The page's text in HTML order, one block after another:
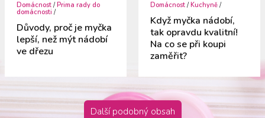
Domácnost /Prima rady do
domácnosti /
Důvody, proč je myčka
lepší, než mýt nádobí
ve dřezu
Domácnost /Kuchyně /
Když myčka nádobí,
tak opravdu kvalitní!
Na co se při koupi
zaměřit?
Další podobný obsah